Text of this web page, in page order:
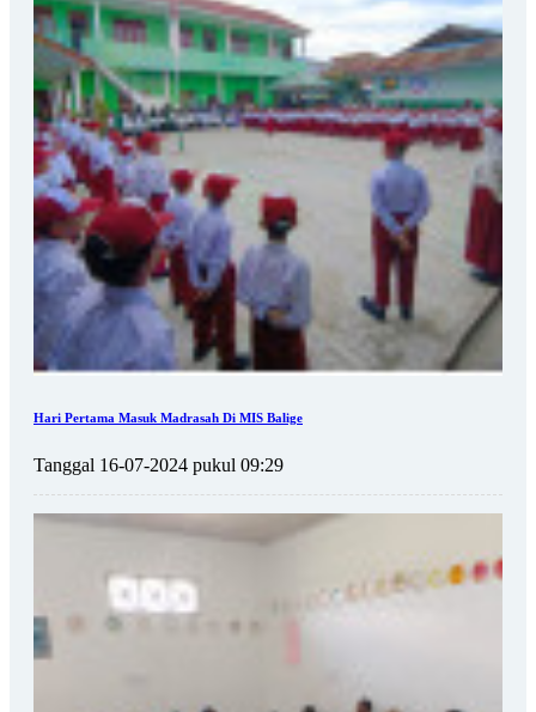
Hari Pertama Masuk Madrasah Di MIS Balige
Tanggal 16-07-2024 pukul 09:29